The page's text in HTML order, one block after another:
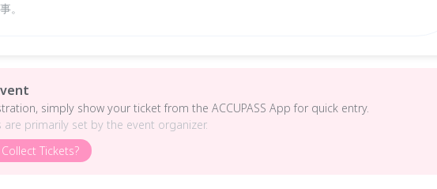
。
simply show your ticket from the ACCUPASS App for quick entry.
are primarily set by the event organizer.
Tickets?